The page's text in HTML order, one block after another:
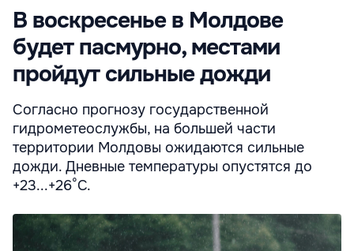
В воскресенье в Молдове
будет пасмурно, местами
пройдут сильные дожди
Согласно прогнозу государственной
гидрометеослужбы, на большей части
территории Молдовы ожидаются сильные
дожди. Дневные температуры опустятся до
+23...+26°С.